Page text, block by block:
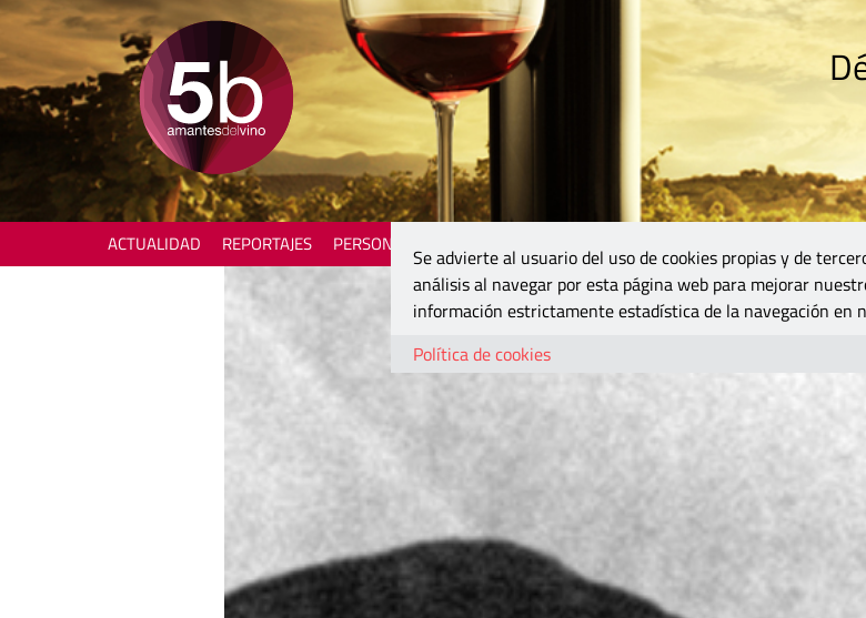
ACTUALIDAD REPORTAJES PERSONAJES
Se advierte al usuario del uso de cookies propias y de
análisis al navegar por esta página web para mejorar
información estrictamente estadística de la navegación en
Política de cookies